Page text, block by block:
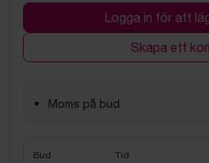
Logga in för att
Skapa ett
Moms på bud
Bud Tid